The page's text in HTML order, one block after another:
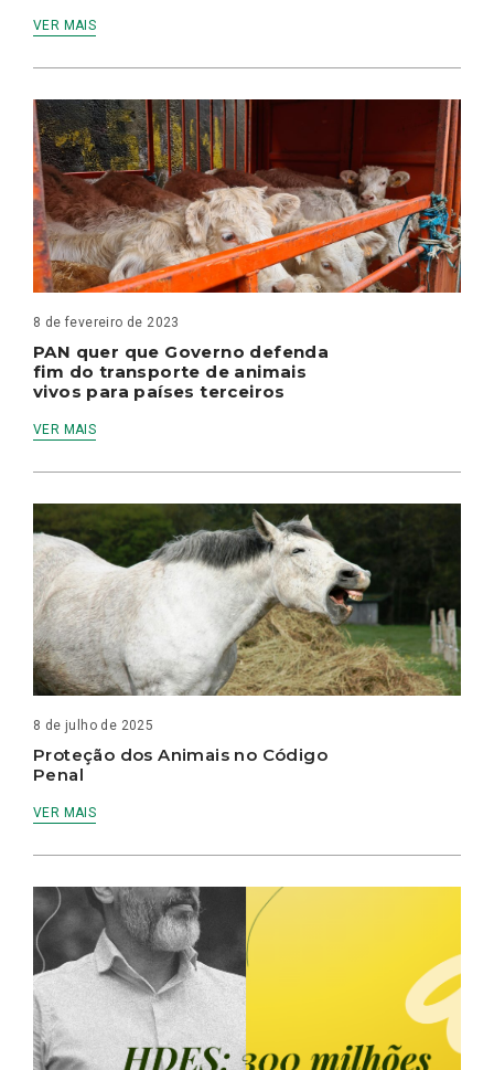
VER MAIS
8 de fevereiro de 2023
PAN quer que Governo defenda
fim do transporte de animais
vivos para países terceiros
VER MAIS
8 de julho de 2025
Proteção dos Animais no Código
Penal
VER MAIS